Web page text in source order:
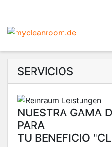
SERVICIOS
NUESTRA GAMA
PARA
TU BENEFICIO